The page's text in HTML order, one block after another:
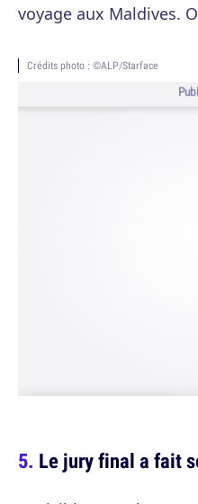
voyage aux Maldives.
Crédits photo : ©ALP/Starface
Le jury final a fait